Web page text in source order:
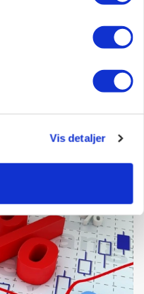
Vis detaljer
hun er